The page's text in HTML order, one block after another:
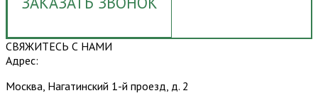
СВЯЖИТЕСЬ С НАМИ
Адрес:
Москва, Нагатинский 1-й проезд, д. 2